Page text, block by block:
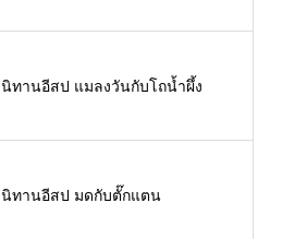
นิทานอีสป แมลงวันกับโถน้ำผึ้ง
นิทานอีสป มดกับตั๊กแตน